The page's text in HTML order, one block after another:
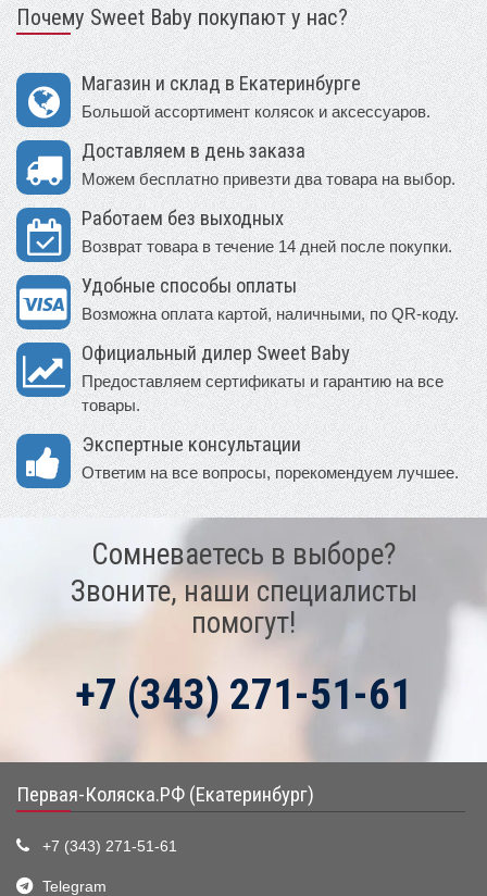
Почему Sweet Baby покупают у нас?
Магазин и склад в Екатеринбурге
Большой ассортимент колясок и аксессуаров.
Доставляем в день заказа
Можем бесплатно привезти два товара на выбор.
Работаем без выходных
Возврат товара в течение 14 дней после покупки.
Удобные способы оплаты
Возможна оплата картой, наличными, по QR-коду.
Официальный дилер Sweet Baby
Предоставляем сертификаты и гарантию на все
товары.
Экспертные консультации
Ответим на все вопросы, порекомендуем лучшее.
Сомневаетесь в выборе?
Звоните, наши специалисты
помогут!
+7 (343) 271-51-61
Первая-Коляска.РФ (Екатеринбург)
+7 (343) 271-51-61
Telegram